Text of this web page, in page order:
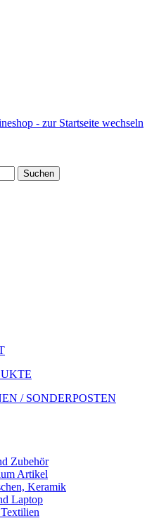
Suchen
/ SONDERPOSTEN
Zubehör
Artikel
Keramik
Laptop